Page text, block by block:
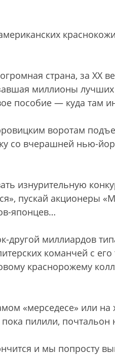
страна, за XX
миллионы лучших
пособие — куда там
воротам
со вчерашней нью-
изнурительную
пускай акционеры
японцев…
другой миллиардов
команчей с
краснорожему
«мерседесе» или
пилили,
и мы попросту